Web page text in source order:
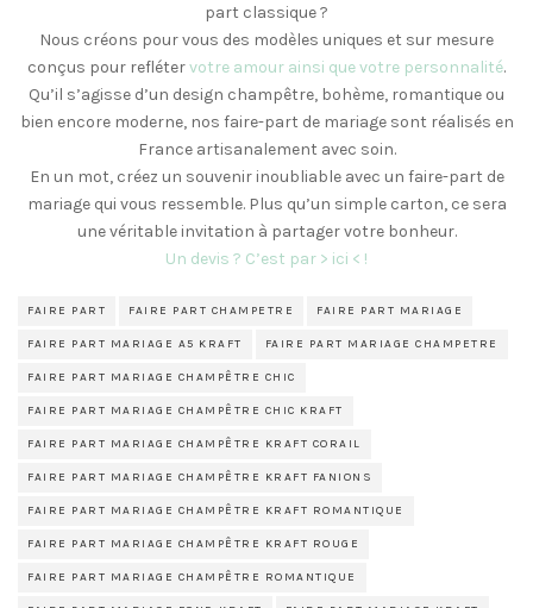
part classique ?
Nous créons pour vous des modèles uniques et sur mesure
conçus pour reflétervotre amour ainsi que votre personnalité.
Qu’il s’agisse d’un design champêtre, bohème, romantique ou
bien encore moderne, nos faire-part de mariage sont réalisés en
France artisanalement avec soin.
En un mot, créez un souvenir inoubliable avec un faire-part de
mariage qui vous ressemble. Plus qu’un simple carton, ce sera
une véritable invitation à partager votre bonheur.
Un devis ? C’est par > ici < !
FAIRE PART FAIRE PART CHAMPETRE FAIRE PART MARIAGE
FAIRE PART MARIAGE A5 KRAFT FAIRE PART MARIAGE CHAMPETRE
FAIRE PART MARIAGE CHAMPÊTRE CHIC
FAIRE PART MARIAGE CHAMPÊTRE CHIC KRAFT
FAIRE PART MARIAGE CHAMPÊTRE KRAFT CORAIL
FAIRE PART MARIAGE CHAMPÊTRE KRAFT FANIONS
FAIRE PART MARIAGE CHAMPÊTRE KRAFT ROMANTIQUE
FAIRE PART MARIAGE CHAMPÊTRE KRAFT ROUGE
FAIRE PART MARIAGE CHAMPÊTRE ROMANTIQUE